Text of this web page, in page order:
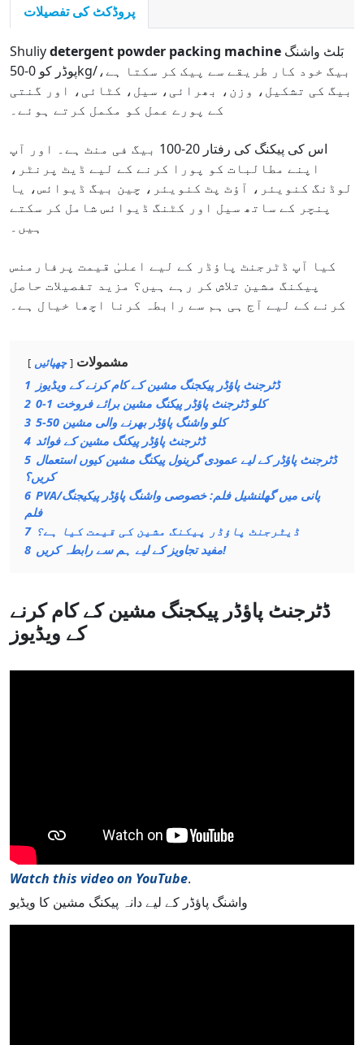
پروڈکٹ کی تفصیلات
Shuliydetergent powder packing machine
پوڈر کو 0-50kg/بیگ خود کار طریقے سے پیک کر سکتا ہے،
بیگ کی تشکیل، وزن، بھرائی، سیل، کٹائی، اور گنتی
کے پورے عمل کو مکمل کرتے ہوئے۔
اس کی پیکنگ کی رفتار 20-100 بیگ فی منٹ ہے۔ اور آپ
اپنے مطالبات کو پورا کرنے کے لیے ڈیٹ پرنٹر،
لوڈنگ کنویئر، آؤٹ پٹ کنویئر، چین بیگ ڈیوائس، یا
پنچر کے ساتھ سیل اور کٹنگ ڈیوائس شامل کر سکتے
ہیں۔
کیا آپ ڈٹرجنٹ پاؤڈر کے لیے اعلیٰ قیمت پرفارمنس
پیکنگ مشین تلاش کر رہے ہیں؟ مزید تفصیلات حاصل
کرنے کے لیے آج ہی ہم سے رابطہ کرنا اچھا خیال ہے۔
مشمولات چھپائیں
1 ڈٹرجنٹ پاؤڈر پیکجنگ مشین کے کام کرنے کے ویڈیوز
2
0-1 کلو ڈٹرجنٹ پاؤڈر پیکنگ مشین برائے فروخت
3
5-50 کلو واشنگ پاؤڈر بھرنے والی مشین
4 ڈٹرجنٹ پاؤڈر پیکنگ مشین کے فوائد
5 ڈٹرجنٹ پاؤڈر کے لیے عمودی گرینول پیکنگ مشین کیوں استعمال
کریں؟
6 PVA/پانی میں گھلنشیل فلم: خصوصی واشنگ پاؤڈر پیکیجنگ
فلم
7 ڈیٹرجنٹ پاؤڈر پیکنگ مشین کی قیمت کیا ہے؟
8
مفید تجاویز کے لیے ہم سے رابطہ کریں!
ڈٹرجنٹ پاؤڈر پیکجنگ مشین کے کام کرنے
کے ویڈیوز
Watch this video on YouTube.
واشنگ پاؤڈر کے لیے دانہ پیکنگ مشین کا ویڈیو